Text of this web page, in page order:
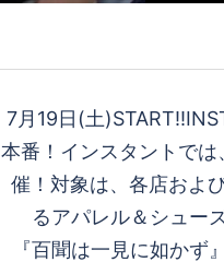
7月19日(土
本番！インスタントで
催！対象は、各店およ
るアパレル＆シュー
『百聞は一見に如か